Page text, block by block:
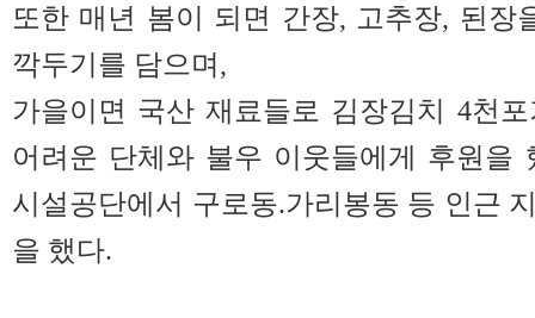
또한 매년 봄이 되면 간장, 고추장, 된장
깍두기를 담으며,
가을이면 국산 재료들로 김장김치 4천
어려운 단체와 불우 이웃들에게 후원을
시설공단에서 구로동.가리봉동 등 인근
을 했다.